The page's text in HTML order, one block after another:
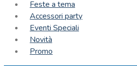
Feste a tema
Accessori party
Eventi Speciali
Novità
Promo